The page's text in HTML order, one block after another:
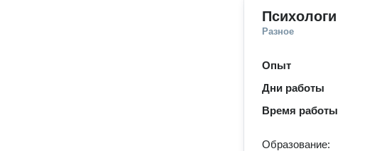
Психологи
Разное
Опыт
Дни работы
Время работы
Образование: